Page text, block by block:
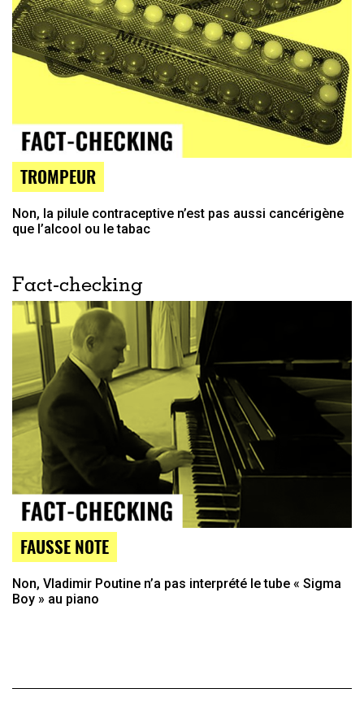
TROMPEUR
Non, la pilule contraceptive n’est pas aussi cancérigène
que l’alcool ou le tabac
Fact-checking
FAUSSE NOTE
Non, Vladimir Poutine n’a pas interprété le tube « Sigma
Boy » au piano